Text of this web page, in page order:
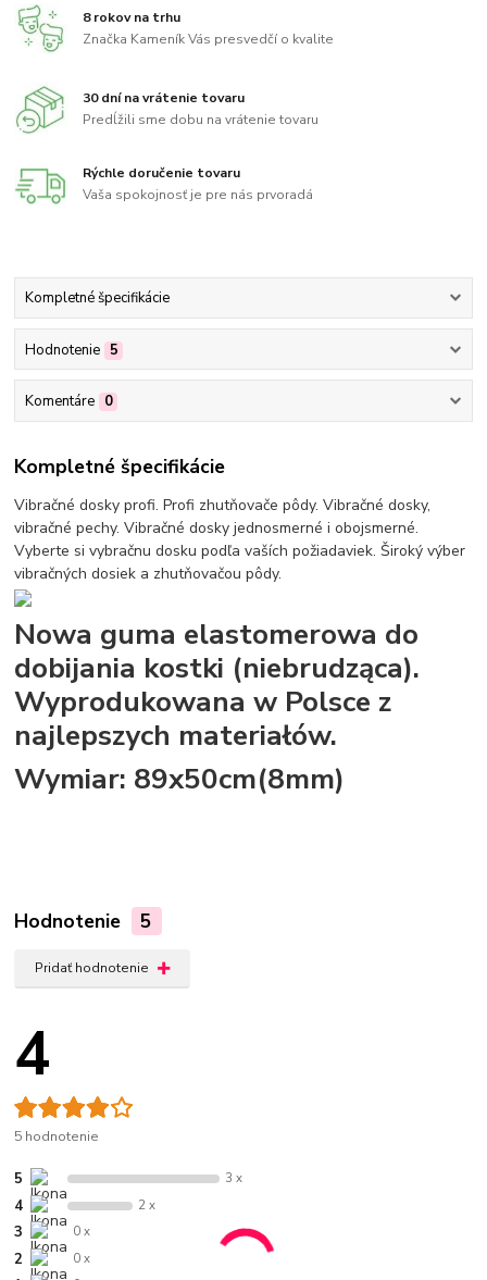
8 rokov na trhu
Značka Kameník Vás presvedčí o kvalite
30 dní na vrátenie tovaru
Predĺžili sme dobu na vrátenie tovaru
Rýchle doručenie tovaru
Vaša spokojnosť je pre nás prvoradá
Kompletné špecifikácie
Hodnotenie 5
Komentáre 0
Kompletné špecifikácie
Vibračné dosky profi. Profi zhutňovače pôdy. Vibračné dosky,
vibračné pechy. Vibračné dosky jednosmerné i obojsmerné.
Vyberte si vybračnu dosku podľa vaších požiadaviek. Široký výber
vibračných dosiek a zhutňovačou pôdy.
Nowa guma elastomerowa do
dobijania kostki (niebrudząca).
Wyprodukowana w Polsce z
najlepszych materiałów.
Wymiar: 89x50cm(8mm)
Hodnotenie 5
Pridať hodnotenie
4
5 hodnotenie
5 3 x
4 2 x
3 0 x
2 0 x